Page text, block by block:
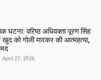
घटना: वरिष्ठ अधिवक्ता पूरण सिंह
को गोली मारकर की आत्महत्या,
April 27, 2026